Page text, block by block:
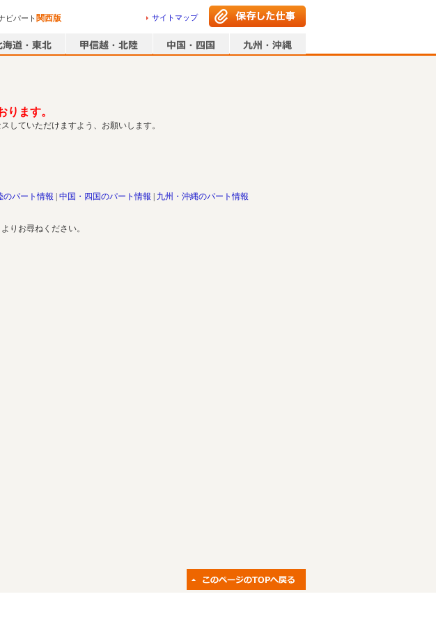
ビパート 関西版 サイトマップ
ります。
していただけますよう、お願いします。
のパート情報 中国・四国のパート情報 九州・沖縄のパート情報
よりお尋ねください。